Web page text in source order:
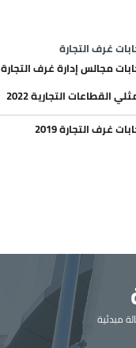
غرف التجارة
مجالس إدارة غرف التجارة
القطاعات التجارية 2022
غرف التجارة 2019
مبدئية